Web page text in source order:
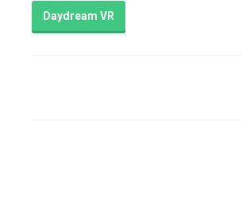
Daydream VR